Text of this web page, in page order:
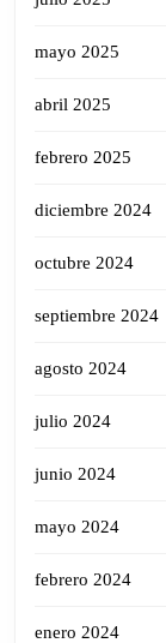
mayo 2025
abril 2025
febrero 2025
diciembre 2024
octubre 2024
septiembre 2024
agosto 2024
julio 2024
junio 2024
mayo 2024
febrero 2024
enero 2024